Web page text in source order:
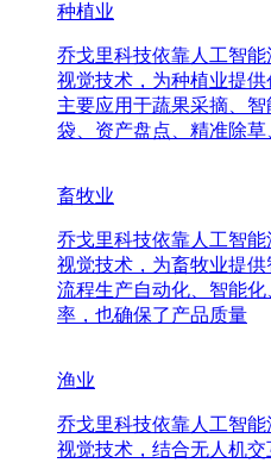
种植业
乔戈里科技依靠人工智
视觉技术，为种植业提供
主要应用于蔬果采摘、
袋、资产盘点、精准除草
畜牧业
乔戈里科技依靠人工智
视觉技术，为畜牧业提
流程生产自动化、智能
率，也确保了产品质量
渔业
乔戈里科技依靠人工智
视觉技术，结合无人机